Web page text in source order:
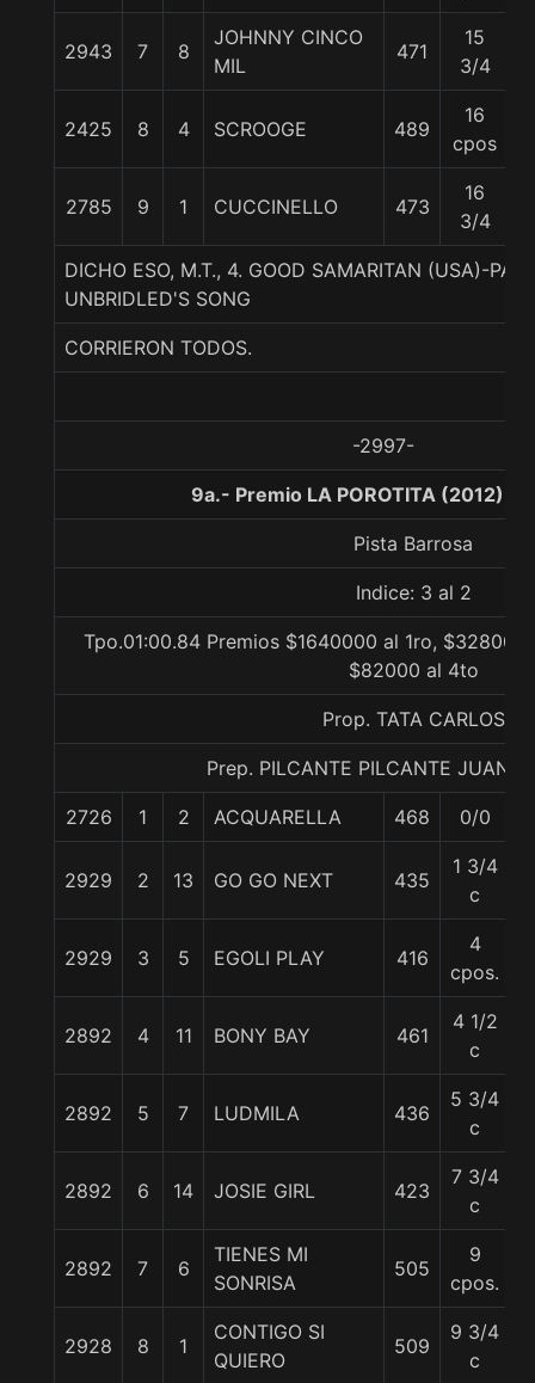
2943 7 8
JOHNNY CINCO
MIL
471
15
3/4
2425 8 4 SCROOGE 489
16
cpos
2785 9 1 CUCCINELLO 473
16
3/4
DICHO ESO, M.T., 4. GOOD SAMARITAN (USA)-
UNBRIDLED'S SONG
CORRIERON TODOS.
-2997-
9a.- Premio LA POROTITA (2012),
Pista Barrosa
Indice: 3 al 2
Tpo.01:00.84 Premios $1640000 al 1ro,
$82000 al 4to
Prop. TATA CARLOS
Prep. PILCANTE PILCANTE JUAN
2726 1 2 ACQUARELLA 468 0/0
2929 2 13 GO GO NEXT 435
1 3/4
c
2929 3 5 EGOLI PLAY 416
4
cpos.
2892 4 11 BONY BAY 461
4 1/2
c
2892 5 7 LUDMILA 436
5 3/4
c
2892 6 14 JOSIE GIRL 423
7 3/4
c
2892 7 6
TIENES MI
SONRISA
505
9
cpos.
2928 8 1
CONTIGO SI
QUIERO
509
9 3/4
c